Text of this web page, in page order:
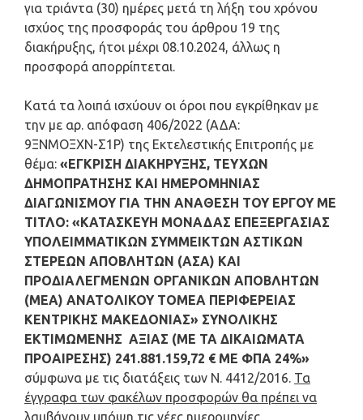
για τριάντα (30) ημέρες μετά τη λήξη του χρόνου
ισχύος της προσφοράς του άρθρου 19 της
διακήρυξης, ήτοι μέχρι 08.10.2024, άλλως η
προσφορά απορρίπτεται.
Κατά τα λοιπά ισχύουν οι όροι που εγκρίθηκαν με
την με αρ. απόφαση 406/2022 (ΑΔΑ:
9ΞΝΜΟΞΧΝ-Σ1Ρ) της Εκτελεστικής Επιτροπής με
θέμα: «ΕΓΚΡΙΣΗ ΔΙΑΚΗΡΥΞΗΣ, ΤΕΥΧΩΝ
ΔΗΜΟΠΡΑΤΗΣΗΣ ΚΑΙ ΗΜΕΡΟΜΗΝΙΑΣ
ΔΙΑΓΩΝΙΣΜΟΥ ΓΙΑ ΤΗΝ ΑΝΑΘΕΣΗ ΤΟΥ ΕΡΓΟΥ ΜΕ
ΤΙΤΛΟ: «ΚΑΤΑΣΚΕΥΗ ΜΟΝΑΔΑΣ ΕΠΕΞΕΡΓΑΣΙΑΣ
ΥΠΟΛΕΙΜΜΑΤΙΚΩΝ ΣΥΜΜΕΙΚΤΩΝ ΑΣΤΙΚΩΝ
ΣΤΕΡΕΩΝ ΑΠΟΒΛΗΤΩΝ (ΑΣΑ) ΚΑΙ
ΠΡΟΔΙΑΛΕΓΜΕΝΩΝ ΟΡΓΑΝΙΚΩΝ ΑΠΟΒΛΗΤΩΝ
(ΜΕΑ) ΑΝΑΤΟΛΙΚΟΥ ΤΟΜΕΑ ΠΕΡΙΦΕΡΕΙΑΣ
ΚΕΝΤΡΙΚΗΣ ΜΑΚΕΔΟΝΙΑΣ» ΣΥΝΟΛΙΚΗΣ
ΕΚΤΙΜΩΜΕΝΗΣ ΑΞΙΑΣ (ΜΕ ΤΑ ΔΙΚΑΙΩΜΑΤΑ
ΠΡΟΑΙΡΕΣΗΣ) 241.881.159,72 € ΜΕ ΦΠΑ 24%»
σύμφωνα με τις διατάξεις των Ν. 4412/2016. Τα
έγγραφα των φακέλων προσφορών θα πρέπει να
λαμβάνουν υπόψη τις νέες ημερομηνίες.